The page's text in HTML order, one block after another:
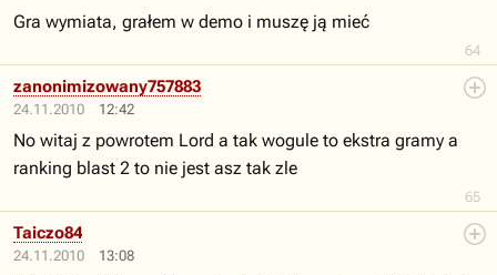
64
Gra wymiata, grałem w demo i muszę ją mieć
24.11.2010 12:42
65
zanonimizowany757883
No witaj z powrotem Lord a tak wogule to ekstra gramy a
ranking blast 2 to nie jest asz tak zle
24.11.2010 13:08
Taiczo84